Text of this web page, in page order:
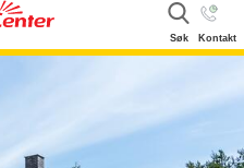
Kontakt
Søk